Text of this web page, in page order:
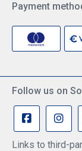
Payment
Follow us on
Links to third-